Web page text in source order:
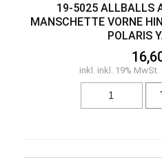
19-5025 ALLBALLS
MANSCHETTE VORNE
POLARIS
inkl. inkl. 19% MwSt.